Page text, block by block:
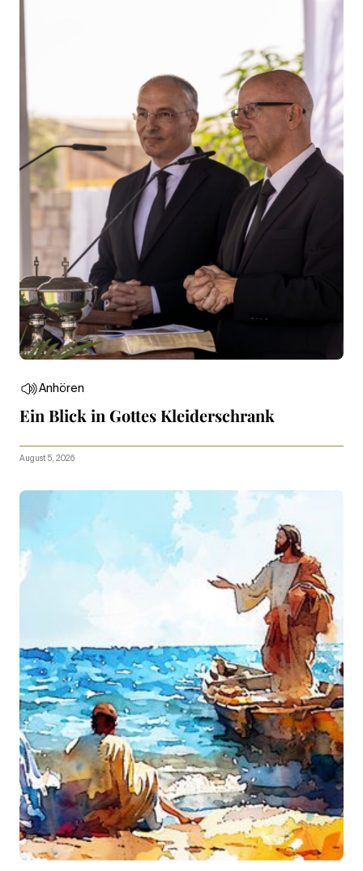
Anhören
Ein Blick in Gottes Kleiderschrank
August 5, 2026